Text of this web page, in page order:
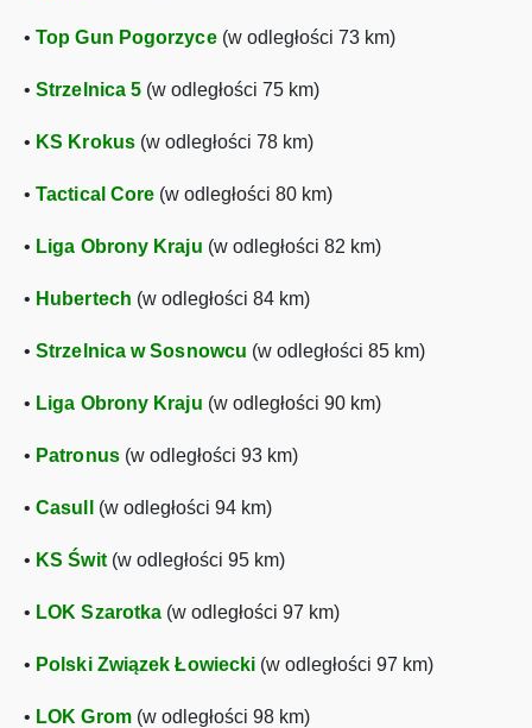
• Top Gun Pogorzyce(w odległości 73 km)
• Strzelnica 5 (w odległości 75 km)
• KS Krokus(w odległości 78 km)
• Tactical Core (w odległości 80 km)
• Liga Obrony Kraju (w odległości 82 km)
• Hubertech (w odległości 84 km)
• Strzelnica w Sosnowcu (w odległości 85 km)
• Liga Obrony Kraju (w odległości 90 km)
• Patronus(w odległości 93 km)
• Casull (w odległości 94 km)
• KS Świt(w odległości 95 km)
• LOK Szarotka (w odległości 97 km)
• Polski Związek Łowiecki (w odległości 97 km)
• LOK Grom(w odległości 98 km)